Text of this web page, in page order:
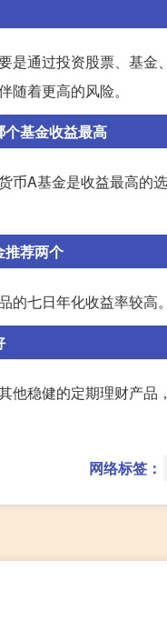
是通过投资股票、基
随着更高的风险。
基金收益最高
币A基金是收益最高的
推荐两个
七日年化收益率较高
他稳健的定期理财产
网络标签：